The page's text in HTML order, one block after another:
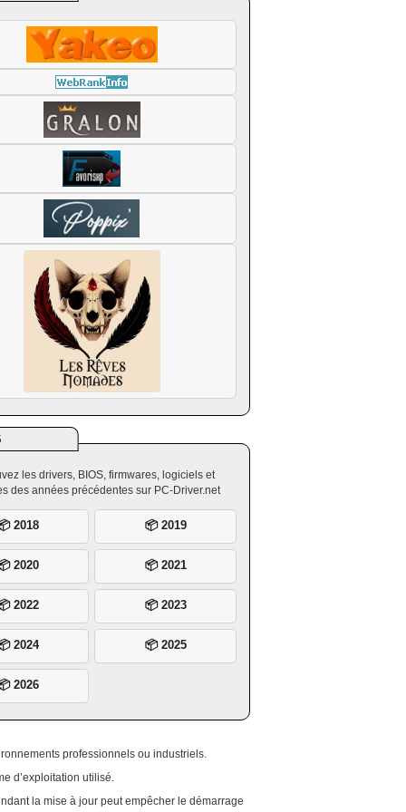
les drivers, BIOS, firmwares, logiciels et
des années précédentes sur PC-Driver.net
2018 📦 2019
2020 📦 2021
2022 📦 2023
2024 📦 2025
2026
professionnels ou industriels.
d’exploitation utilisé.
la mise à jour peut empêcher le démarrage